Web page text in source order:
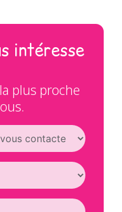
intéresse
plus proche